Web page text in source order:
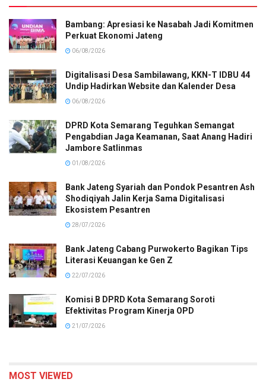
Bambang: Apresiasi ke Nasabah Jadi Komitmen
Perkuat Ekonomi Jateng
06/08/2026
Digitalisasi Desa Sambilawang, KKN-T IDBU 44
Undip Hadirkan Website dan Kalender Desa
06/08/2026
DPRD Kota Semarang Teguhkan Semangat
Pengabdian Jaga Keamanan, Saat Anang Hadiri
Jambore Satlinmas
01/08/2026
Bank Jateng Syariah dan Pondok Pesantren Ash
Shodiqiyah Jalin Kerja Sama Digitalisasi
Ekosistem Pesantren
28/07/2026
Bank Jateng Cabang Purwokerto Bagikan Tips
Literasi Keuangan ke Gen Z
22/07/2026
Komisi B DPRD Kota Semarang Soroti
Efektivitas Program Kinerja OPD
21/07/2026
MOST VIEWED